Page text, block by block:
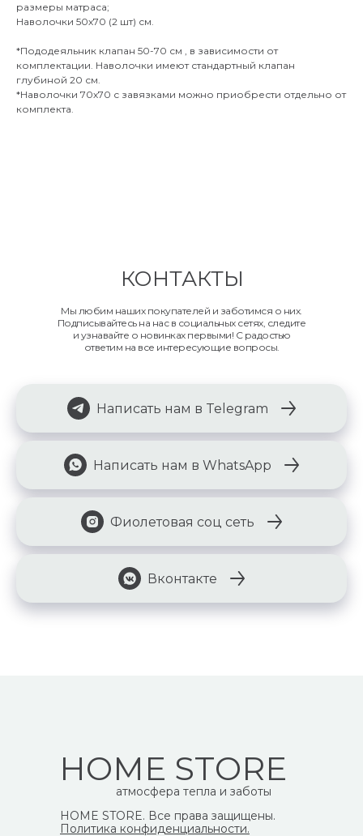
размеры матраса;
Наволочки 50х70 (2 шт) см.
*Пододеяльник клапан 50-70 см , в зависимости от
комплектации. Наволочки имеют стандартный клапан
глубиной 20 см.
*Наволочки 70х70 с завязками можно приобрести отдельно от
комплекта.
КОНТАКТЫ
Мы любим наших покупателей и заботимся о них.
Подписывайтесь на нас в социальных сетях, следите
и узнавайте о новинках первыми! С радостью
ответим на все интересующие вопросы.
Написать нам в Telegram
Написать нам в WhatsApp
Фиолетовая соц сеть
Вконтакте
HOME STORE
HOME STORE. Все права защищены.
Политика конфиденциальности.
атмосфера тепла и заботы